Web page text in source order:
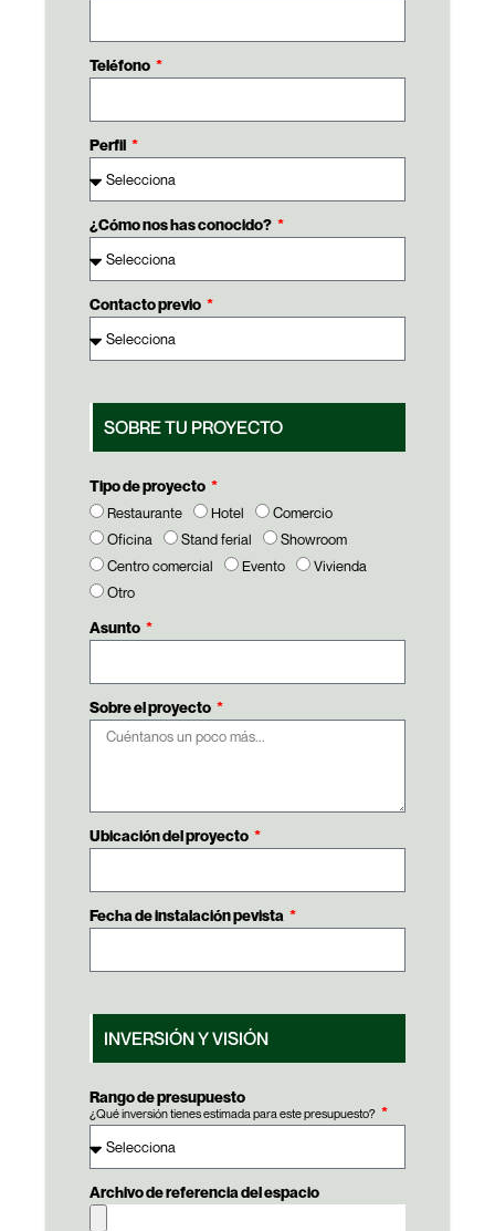
Teléfono
Perfil
¿Cómo nos has conocido?
Contacto previo
SOBRE TU PROYECTO
Tipo de proyecto
Restaurante Hotel
Comercio
Oficina
Stand ferial
Showroom
Centro comercial
Evento
Vivienda
Otro
Asunto
Sobre el proyecto
Ubicación del proyecto
Fecha de instalación pevista
INVERSIÓN Y VISIÓN
Rango de presupuesto
¿Qué inversión tienes estimada para este presupuesto?
Archivo de referencia del espacio